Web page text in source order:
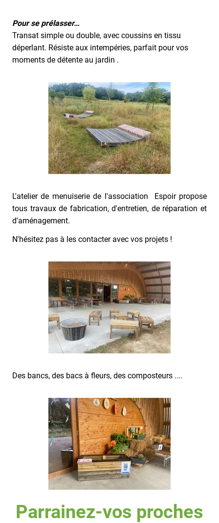
Pour se prélasser…
Transat simple ou double, avec coussins en tissu
déperlant. Résiste aux intempéries, parfait pour vos
moments de détente au jardin .
L'atelier de menuiserie de l'association Espoir propose
tous travaux de fabrication, d'entretien, de réparation et
d'aménagement.
N'hésitez pas à les contacter avec vos projets !
Des bancs, des bacs à fleurs, des composteurs ....
Parrainez-vos proches